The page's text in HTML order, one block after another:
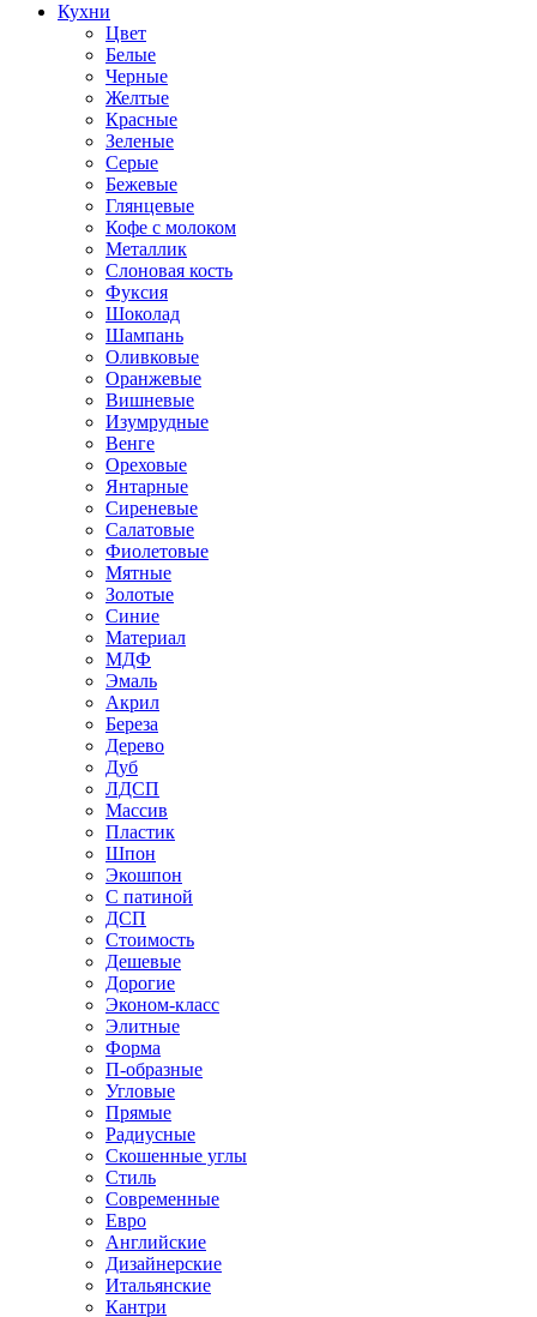
Кухни
Цвет
Белые
Черные
Желтые
Красные
Зеленые
Серые
Бежевые
Глянцевые
Кофе с молоком
Металлик
Слоновая кость
Фуксия
Шоколад
Шампань
Оливковые
Оранжевые
Вишневые
Изумрудные
Венге
Ореховые
Янтарные
Сиреневые
Салатовые
Фиолетовые
Мятные
Золотые
Синие
Материал
МДФ
Эмаль
Акрил
Береза
Дерево
Дуб
ЛДСП
Массив
Пластик
Шпон
Экошпон
С патиной
ДСП
Стоимость
Дешевые
Дорогие
Эконом-класс
Элитные
Форма
П-образные
Угловые
Прямые
Радиусные
Скошенные углы
Стиль
Современные
Евро
Английские
Дизайнерские
Итальянские
Кантри